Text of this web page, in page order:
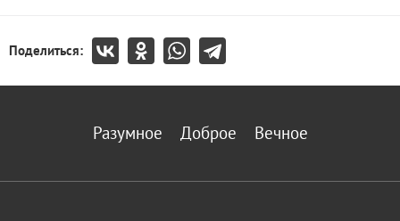
Поделиться:
Разумное Доброе Вечное